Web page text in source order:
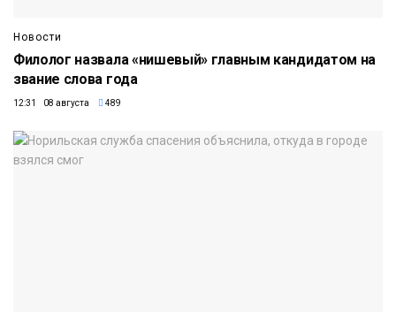
Новости
Филолог назвала «нишевый» главным кандидатом на
звание слова года
12:31 08 августа 489